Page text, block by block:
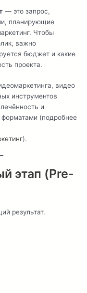
— это запрос,
планирующие
Чтобы
важно
бюджет и какие
проекта.
видео
инструментов
и
(подробнее
).
этап (Pre-
результат.